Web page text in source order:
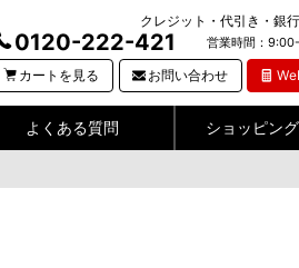
クレジット・代引き・銀
0120-222-421 営業時間：
カートを見る お問い合わせ
よくある質問 ショッピン